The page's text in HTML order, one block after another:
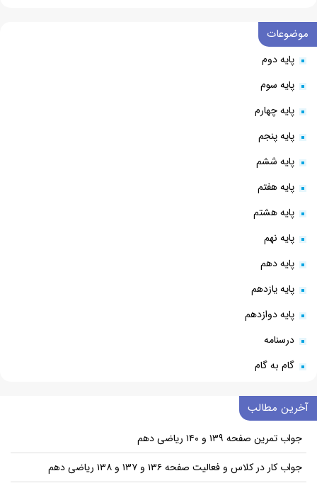
موضوعات
پایه دوم
پایه سوم
پایه چهارم
پایه پنجم
پایه ششم
پایه هفتم
پایه هشتم
پایه نهم
پایه دهم
پایه یازدهم
پایه دوازدهم
درسنامه
گام به گام
آخرین مطالب
جواب تمرین صفحه ۱۳۹ و ۱۴۰ ریاضی دهم
جواب کار در کلاس و فعالیت صفحه ۱۳۶ و ۱۳۷ و ۱۳۸ ریاضی دهم